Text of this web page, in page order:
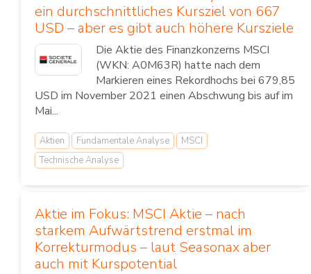
ein durchschnittliches Kursziel von 667
USD – aber es gibt auch höhere Kursziele
Die Aktie des Finanzkonzerns MSCI
(WKN: A0M63R) hatte nach dem
Markieren eines Rekordhochs bei 679,85
USD im November 2021 einen Abschwung bis auf im
Mai...
Aktien Fundamentale Analyse
MSCI
Technische Analyse
Aktie im Fokus: MSCI Aktie – nach
starkem Aufwärtstrend erstmal im
Korrekturmodus – laut Seasonax aber
auch mit Kurspotential